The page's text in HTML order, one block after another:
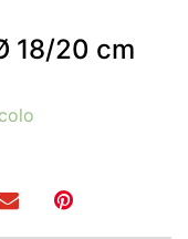
18/20 cm